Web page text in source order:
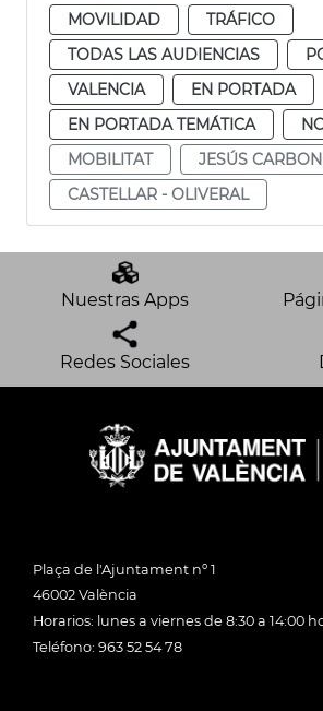
MOVILIDAD
TRÁFICO
TODAS LAS AUDIENCIAS
VALENCIA
EN PORTADA
EN PORTADA TEMÁTICA
MOBILITAT
JESÚS
CASTELLAR - OLIVERAL
Nuestras Apps
Redes Sociales
Plaça de l'Ajuntament nº 1
46002 València
Horarios: lunes a viernes de 8:30 a 14:00
Teléfono: 963 52 54 78